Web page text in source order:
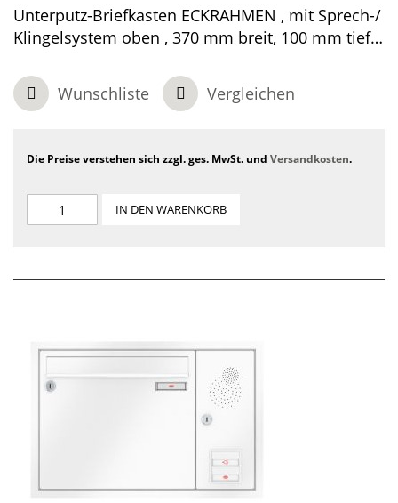
Unterputz-Briefkasten ECKRAHMEN , mit Sprech-/
Klingelsystem oben , 370 mm breit, 100 mm tief,
Wunschliste
Vergleichen
Die Preise verstehen sich zzgl. ges. MwSt. und Versandkosten.
IN DEN WARENKORB